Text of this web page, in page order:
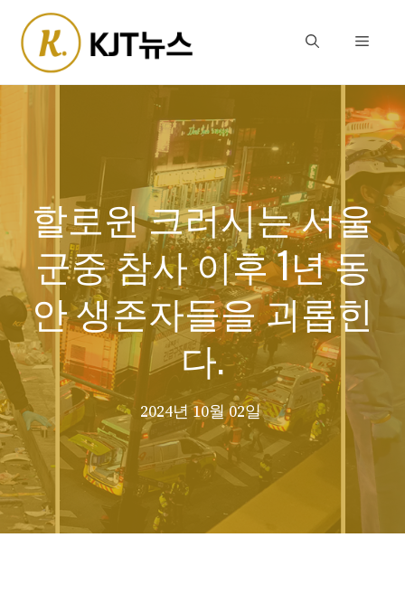
content
Menu
할로윈 크러시는 서울
군중 참사 이후 1년 동
안 생존자들을 괴롭힌
다.
2024년 10월 02일